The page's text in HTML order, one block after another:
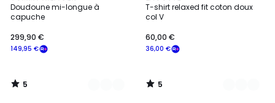
Doudoune mi-longue à
capuche
149,95 €
299,90 €
/
5
Couleurs
5
/
T-shirt relaxed fit coton doux
col V
36,00 €
60,00 €
/
5
Couleurs
5
/